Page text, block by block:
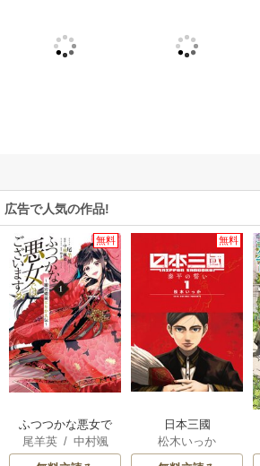
広告で人気の作品!
無料
ふつつかな悪女で
はございますが ～
雛宮蝶鼠とりかえ
尾羊英/ 中村颯
希/ゆき哉
無料
日本三國
松木いっか